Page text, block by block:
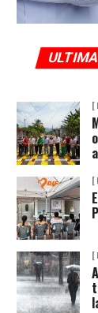
[
[
[